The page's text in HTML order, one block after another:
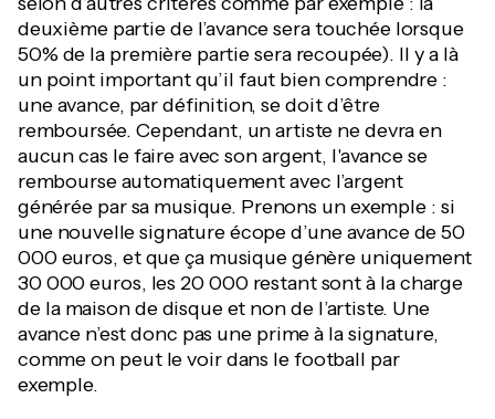
deuxième partie de l’avance sera touchée lorsque
50% de la première partie sera recoupée). Il y a là
un point important qu’il faut bien comprendre :
une avance, par définition, se doit d’être
remboursée. Cependant, un artiste ne devra en
aucun cas le faire avec son argent, l'avance se
rembourse automatiquement avec l’argent
générée par sa musique. Prenons un exemple : si
une nouvelle signature écope d’une avance de 50
000 euros, et que ça musique génère uniquement
30 000 euros, les 20 000 restant sont à la charge
de la maison de disque et non de l’artiste. Une
avance n’est donc pas une prime à la signature,
comme on peut le voir dans le football par
exemple.